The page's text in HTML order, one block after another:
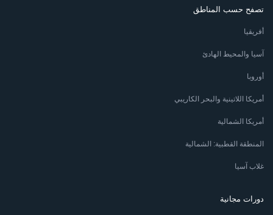
تصفح حسب المناطق
أفريقيا
آسيا والمحيط الهادئ
أوروبا
أمريكا اللاتينية والبحر الكاريبي
أمريكا الشمالية
المنطقة القطبية: الشمالية
غلاب آسيا
دورات مجانية